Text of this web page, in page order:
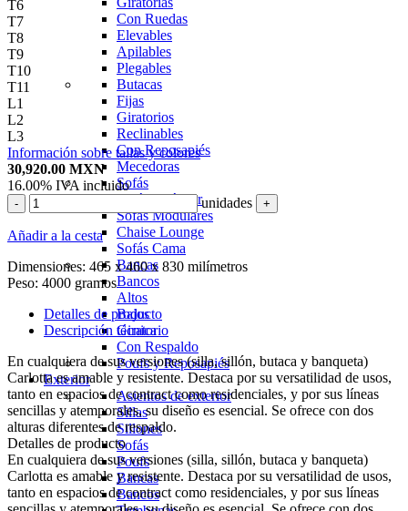
Con Ruedas
Elevables
Apilables
Plegables
Butacas
Fijas
Giratorios
Reclinables
Con Reposapiés
Mecedoras
Sofás
Sofás Estándar
Sofás Modulares
Chaise Lounge
Sofás Cama
Bancas
Bancos
Altos
Bajos
Giratorio
Con Respaldo
Poufs y Reposapiés
Exterior
Asientos de exterior
Sillas
Sillones
Sofás
Poufs
Bancas
Bancos
T6
T7
T8
T9
T10
T11
L1
L2
L3
Información sobre tallas y colores
30,920.00 MXN
16.00% IVA incluido
- unidades +
Añadir a la cesta
Dimensiones: 465 x 460 x 830 milímetros
Peso: 4000 gramos
Detalles de producto
Descripción técnica
En cualquiera de sus versiones (silla, sillón, butaca y banqueta)
Carlotta es amable y resistente. Destaca por su versatilidad de usos,
tanto en espacios de contract como residenciales, y por sus líneas
sencillas y atemporales, su diseño es esencial. Se ofrece con dos
alturas diferentes de respaldo.
Detalles de producto
En cualquiera de sus versiones (silla, sillón, butaca y banqueta)
Carlotta es amable y resistente. Destaca por su versatilidad de usos,
tanto en espacios de contract como residenciales, y por sus líneas